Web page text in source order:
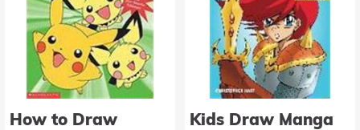
How to Draw
Kids Draw Manga